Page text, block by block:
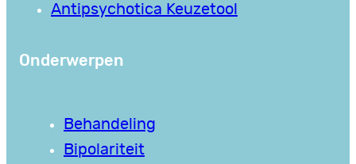
Antipsychotica Keuzetool
Onderwerpen
Behandeling
Bipolariteit